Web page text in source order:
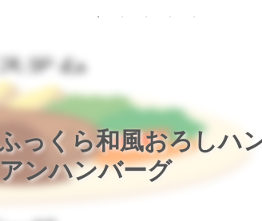
っくら和風おろしハ
ンハンバーグ